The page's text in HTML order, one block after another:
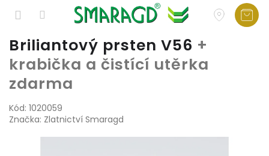
Přejít
obsah
Briliantový prsten V56 +
krabička a čistící utěrka
zdarma
Kód: 1020059
Značka: Zlatnictví Smaragd